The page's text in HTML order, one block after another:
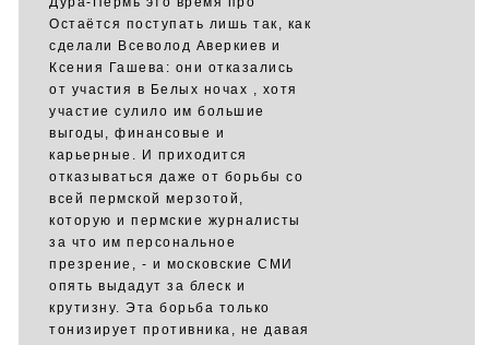
Остаётся поступать лишь так, как
сделали Всеволод Аверкиев и
Ксения Гашева: они отказались
от участия в Белых ночах , хотя
участие сулило им большие
выгоды, финансовые и
карьерные. И приходится
отказываться даже от борьбы со
всей пермской мерзотой,
которую и пермские журналисты
за что им персональное
презрение, - и московские СМИ
опять выдадут за блеск и
крутизну. Эта борьба только
тонизирует противника, не давая